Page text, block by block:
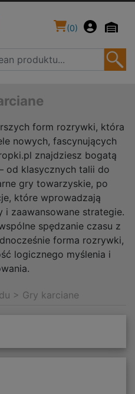
(0)
form rozrywki, która
nowych, fascynujących
znajdziesz bogatą
od klasycznych talii do
gry towarzyskie, po
które wprowadzają
i zaawansowane strategie.
spędzanie czasu z
forma rozrywki,
logicznego myślenia i
> Gry karciane